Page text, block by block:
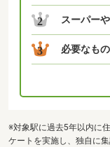
2 スーパー
3 必要なも
※対象駅に過去5年以内に
ケートを実施し、独自に集